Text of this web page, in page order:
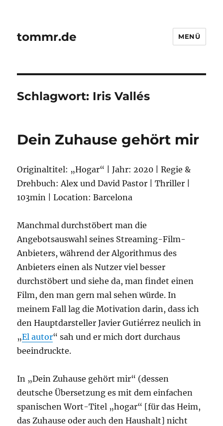
tommr.de MENÜ
Schlagwort: Iris Vallés
Dein Zuhause gehört mir
Originaltitel: „Hogar“ | Jahr: 2020 | Regie &
Drehbuch: Alex und David Pastor | Thriller |
103min | Location: Barcelona
Manchmal durchstöbert man die
Angebotsauswahl seines Streaming-Film-
Anbieters, während der Algorithmus des
Anbieters einen als Nutzer viel besser
durchstöbert und siehe da, man findet einen
Film, den man gern mal sehen würde. In
meinem Fall lag die Motivation darin, dass ich
den Hauptdarsteller Javier Gutiérrez neulich in
„El autor“ sah und er mich dort durchaus
beeindruckte.
In „Dein Zuhause gehört mir“ (dessen
deutsche Übersetzung es mit dem einfachen
spanischen Wort-Titel „hogar“ [für das Heim,
das Zuhause oder auch den Haushalt] nicht